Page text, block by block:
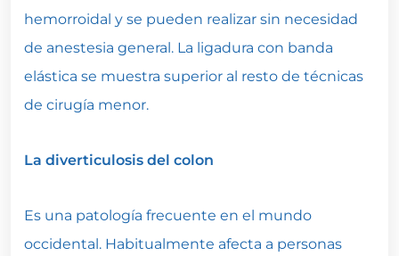
hemorroidal y se pueden realizar sin necesidad
de anestesia general. La ligadura con banda
elástica se muestra superior al resto de técnicas
de cirugía menor.
La diverticulosis del colon
Es una patología frecuente en el mundo
occidental. Habitualmente afecta a personas